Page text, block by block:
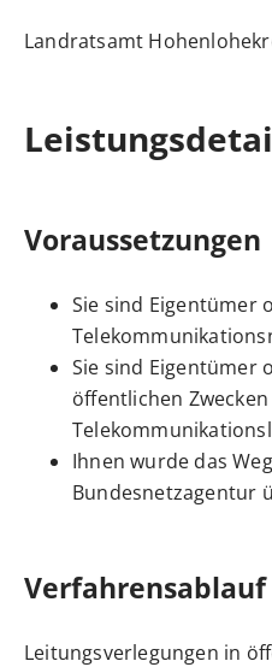
Landratsamt
Voraussetzungen
Sie sind Eigentümer
Sie sind Eigentümer
öffentlichen
Ihnen wurde das
Bundesnetzagentur
Verfahrensablauf
Leitungsverlegungen in